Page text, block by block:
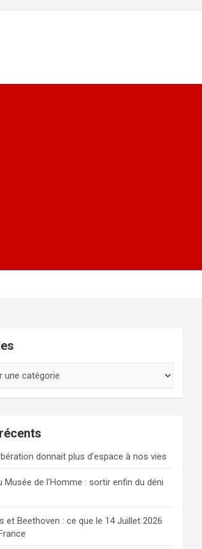
donnait plus d’espace à nos vies
Musée de l’Homme : sortir enfin du déni
et Beethoven : ce que le 14 Juillet 2026